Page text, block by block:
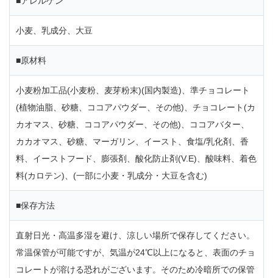
小麦、乳成分、大豆
■原材料
小麦粉加工品(小麦粉、麦芽粉末)(国内製造)、準チョコレート
(植物油脂、砂糖、ココアパウダー、その他)、チョコレート(カ
カオマス、砂糖、ココアパウダー、その他)、ココアバター、
カカオマス、砂糖、マーガリン、イースト、食塩/乳化剤、香
料、イーストフード、膨張剤、酸化防止剤(V.E)、酸味料、着色
料(カロテン)、(一部に小麦・乳成分・大豆を含む)
■保存方法
直射日光・高温多湿を避け、涼しい場所で保存してください。
常温保管が可能ですが、気温が24℃以上になると、表面のチョ
コレートが溶ける恐れがございます。そのため冷暗所での保管